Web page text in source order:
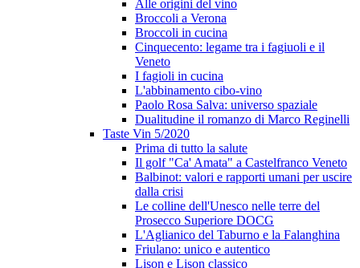
Alle origini del vino
Broccoli a Verona
Broccoli in cucina
Cinquecento: legame tra i fagiuoli e il
Veneto
I fagioli in cucina
L'abbinamento cibo-vino
Paolo Rosa Salva: universo spaziale
Dualitudine il romanzo di Marco Reginelli
Taste Vin 5/2020
Prima di tutto la salute
Il golf "Ca' Amata" a Castelfranco Veneto
Balbinot: valori e rapporti umani per uscire
dalla crisi
Le colline dell'Unesco nelle terre del
Prosecco Superiore DOCG
L'Aglianico del Taburno e la Falanghina
Friulano: unico e autentico
Lison e Lison classico